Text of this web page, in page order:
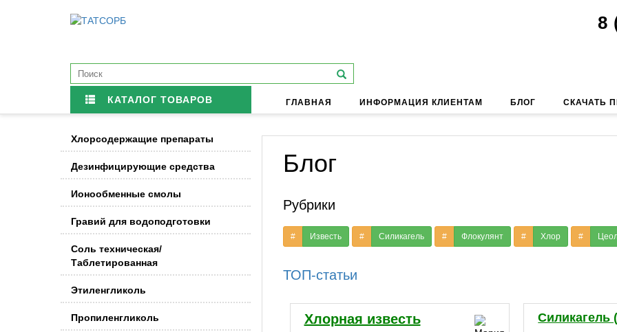
8
КАТАЛОГ ТОВАРОВ ГЛАВНАЯ ИНФОРМАЦИЯ КЛИЕНТАМ БЛОГ СКАЧАТЬ
Хлорсодержащие препараты
Дезинфицирующие средства
Ионообменные смолы
Гравий для водоподготовки
Соль техническая/
Таблетированная
Этиленгликоль
Пропиленгликоль
Блог
Рубрики
# Известь # Силикагель # Флокулянт # Хлор #
ТОП-статьи
Хлорная известь Силикагель